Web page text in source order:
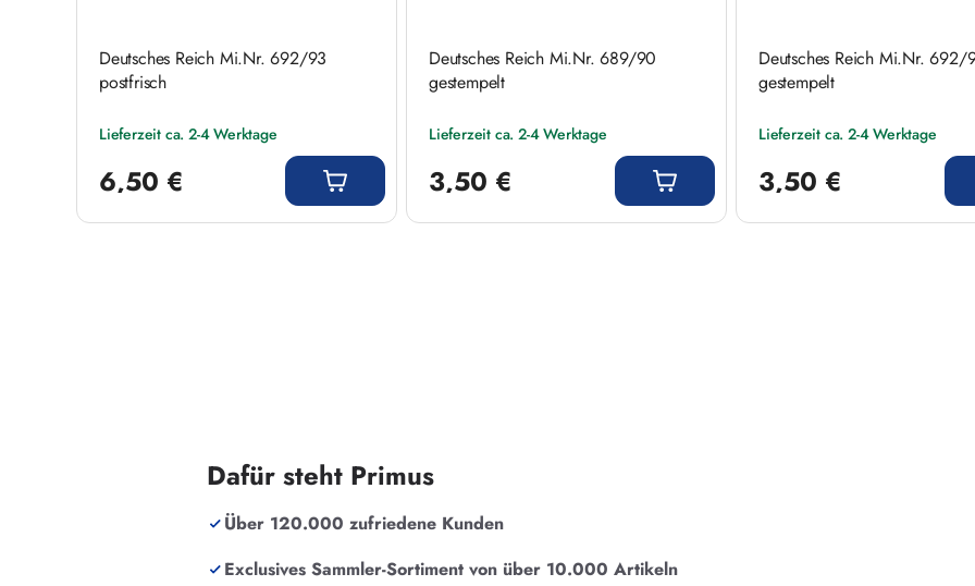
Deutsches Reich Mi.Nr. 692/93
postfrisch
Lieferzeit ca. 2-4 Werktage
6,50 €
Deutsches Reich Mi.Nr. 689/90
gestempelt
Lieferzeit ca. 2-4 Werktage
3,50 €
Deutsches Reich Mi.Nr. 692/
gestempelt
Lieferzeit ca. 2-4 Werktage
3,50 €
Dafür steht Primus
Über 120.000 zufriedene Kunden
Exclusives Sammler-Sortiment von über 10.000 Artikeln